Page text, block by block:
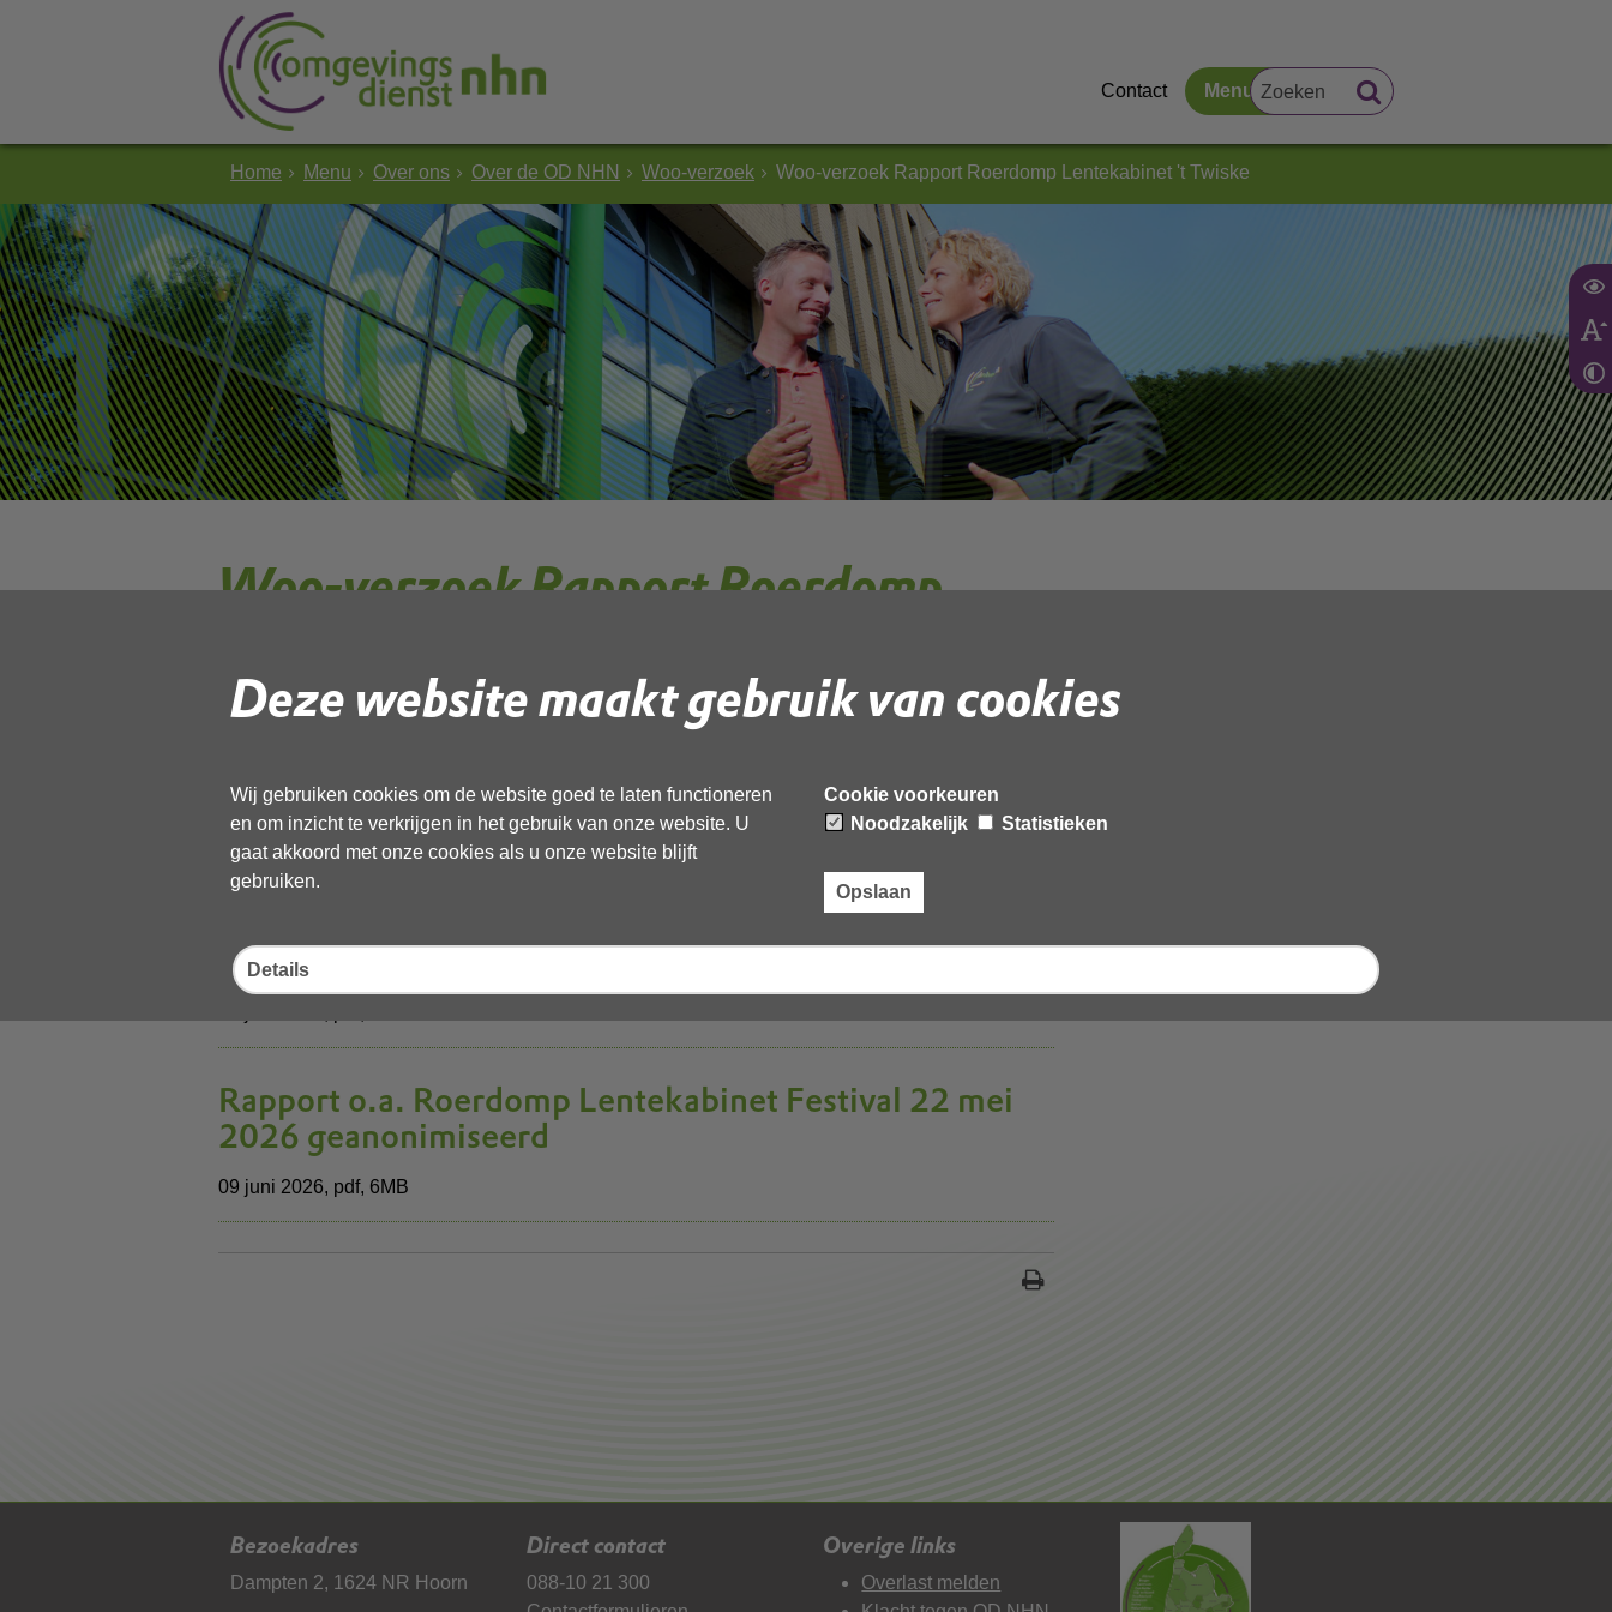
Deze website maakt gebruik van cookies
Wij gebruiken cookies om de website goed te laten functioneren
en om inzicht te verkrijgen in het gebruik van onze website. U
gaat akkoord met onze cookies als u onze website blijft
gebruiken.
Cookie voorkeuren
Noodzakelijk
Statistieken
Opslaan
Details
Contact Menu
Home Menu Over ons Over de OD NHN Woo-verzoek Woo-verzoek Rapport Roerdomp Lentekabinet 't Twiske
Woo-verzoek Rapport Roerdomp
Uit beslissing Woo verzoek OMG-082954
geanonimiseerd
09 juni 2026,
Woo verzoek OMG-082954 geanonimiseerd
Rapport o.a. Roerdomp Lentekabinet Festival 22 mei
2026 geanonimiseerd
09 juni 2026, pdf, 6MB
Bezoekadres
Dampten 2, 1624 NR Hoorn
Direct contact
088-10 21 300
Overige links
Overlast melden